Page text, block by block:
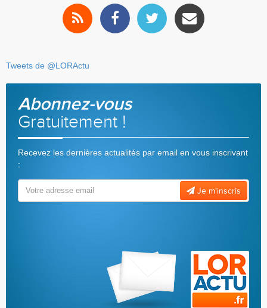
Tweets de @LORActu
Abonnez-vous
Gratuitement !
Recevez les dernières actualités par email en vous inscrivant
:
Je m’inscris